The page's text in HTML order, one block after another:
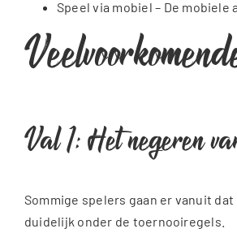
Speel via mobiel – De
Val 1: Het negeren
Sommige spelers gaan er vanuit
duidelijk onder de toernooiregels.